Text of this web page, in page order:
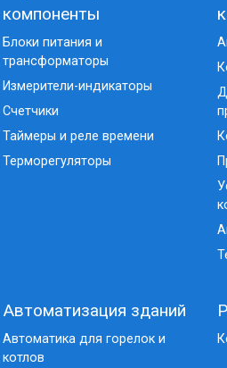
компоненты
Блоки питания и
трансформаторы
Измерители-индикаторы
Счетчики
Таймеры и реле времени
Терморегуляторы
Автоматизация зданий
Автоматика для горелок и
котлов